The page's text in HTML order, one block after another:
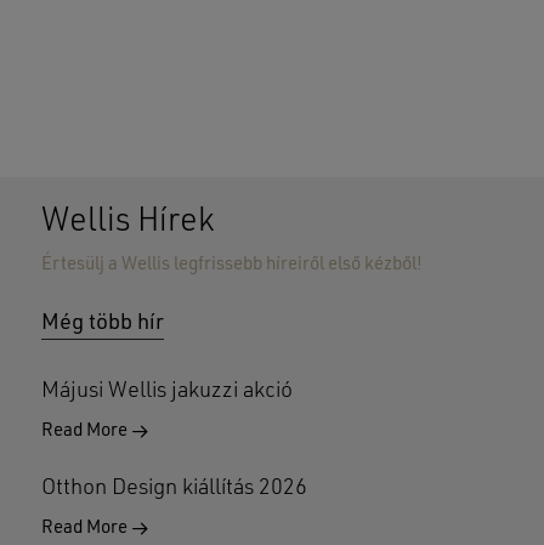
Wellis Hírek
Értesülj a Wellis legfrissebb híreiről első kézből!
Még több hír
Májusi Wellis jakuzzi akció
Read More
Otthon Design kiállítás 2026
Read More